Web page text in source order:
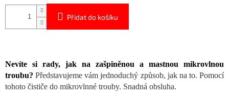
Přidat do košíku
Nevíte si rady, jak na zašpiněnou a mastnou mikrovlnou
troubu? Představujeme vám jednoduchý způsob, jak na to. Pomocí
tohoto čističe do mikrovlnné trouby. Snadná obsluha.